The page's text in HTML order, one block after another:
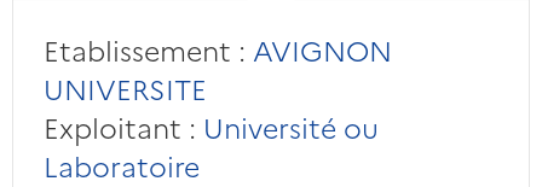
Etablissement : AVIGNON
UNIVERSITE
Exploitant : Université ou
Laboratoire